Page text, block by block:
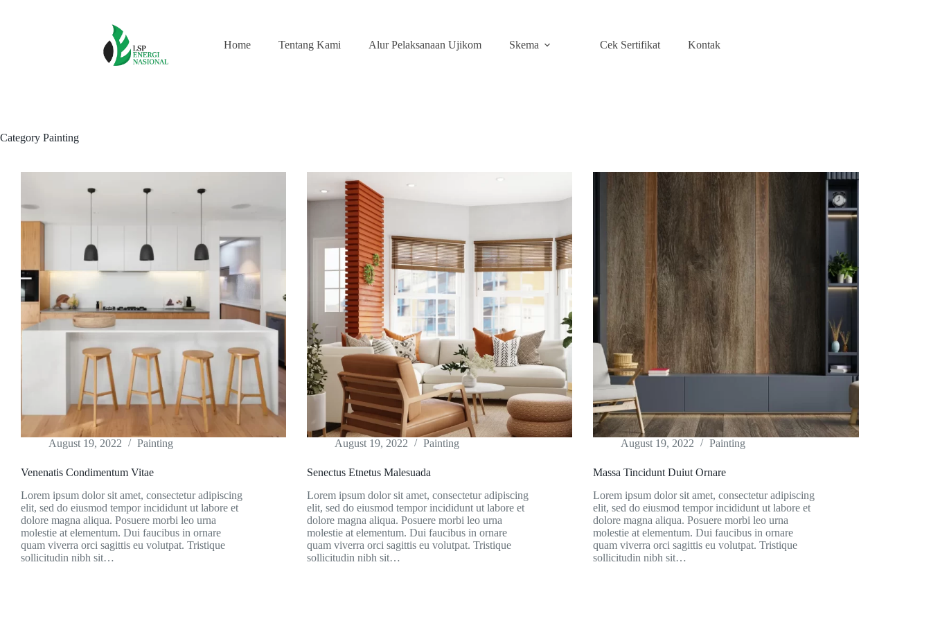
Home
Tentang Kami Alur Pelaksanaan Ujikom Skema Cek Sertifikat Kontak
Category Painting
August 19, 2022 Painting
Venenatis Condimentum Vitae
Lorem ipsum dolor sit amet, consectetur adipiscing
elit, sed do eiusmod tempor incididunt ut labore et
dolore magna aliqua. Posuere morbi leo urna
molestie at elementum. Dui faucibus in ornare
quam viverra orci sagittis eu volutpat. Tristique
sollicitudin nibh sit…
August 19, 2022 Painting
Senectus Etnetus Malesuada
Lorem ipsum dolor sit amet, consectetur adipiscing
elit, sed do eiusmod tempor incididunt ut labore et
dolore magna aliqua. Posuere morbi leo urna
molestie at elementum. Dui faucibus in ornare
quam viverra orci sagittis eu volutpat. Tristique
sollicitudin nibh sit…
August 19, 2022 Painting
Massa Tincidunt Duiut Ornare
Lorem ipsum dolor sit amet, consectetur adipiscing
elit, sed do eiusmod tempor incididunt ut labore et
dolore magna aliqua. Posuere morbi leo urna
molestie at elementum. Dui faucibus in ornare
quam viverra orci sagittis eu volutpat. Tristique
sollicitudin nibh sit…